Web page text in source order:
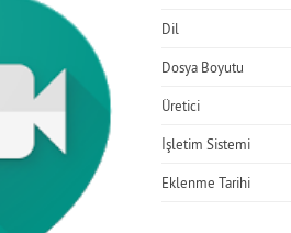
Dil
Dosya Boyutu
Üretici
İşletim Sistemi
Eklenme Tarihi